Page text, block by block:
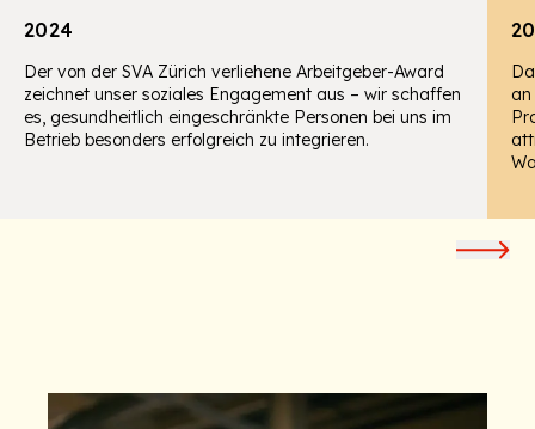
2024
Der von der SVA Zürich verliehene Arbeitgeber-Award
zeichnet unser soziales Engagement aus – wir schaffen
es, gesundheitlich eingeschränkte Personen bei uns im
Betrieb besonders erfolgreich zu integrieren.
Unsere Philosophie